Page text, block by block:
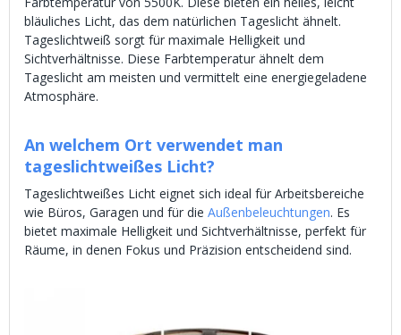
bläuliches Licht, das dem natürlichen Tageslicht ähnelt.
Tageslichtweiß sorgt für maximale Helligkeit und
Sichtverhältnisse. Diese Farbtemperatur ähnelt dem
Tageslicht am meisten und vermittelt eine energiegeladene
Atmosphäre.
An welchem Ort verwendet man
tageslichtweißes Licht?
Tageslichtweißes Licht eignet sich ideal für Arbeitsbereiche
wie Büros, Garagen und für die Außenbeleuchtungen. Es
bietet maximale Helligkeit und Sichtverhältnisse, perfekt für
Räume, in denen Fokus und Präzision entscheidend sind.